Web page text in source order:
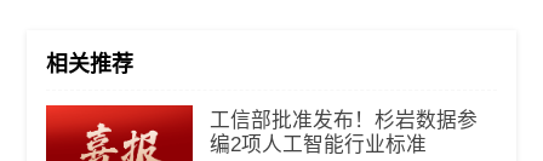
相关推荐
工信部批准发布！杉岩数据参
编2项人工智能行业标准